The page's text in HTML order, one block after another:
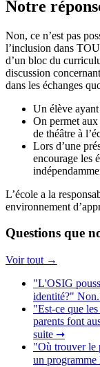
Notre
Non, ce n’est pas
l’inclusion dans
d’un bloc du
discussion
dans les échanges
Un élève
On permet
de théâtre à
Lors d’une
encourage les
L’école a la
environnement
Questions que
Voir tout →
"L'OSIG
identité?" Non.
"Est-ce que
parents font
suite ➞
"Où trouver le
un programme